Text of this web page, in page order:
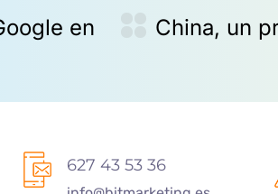
627 43 53 36